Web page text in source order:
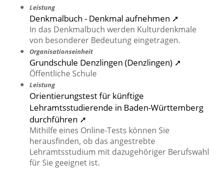
Leistung
Denkmalbuch - Denkmal aufnehmen ➚
In das Denkmalbuch werden Kulturdenkmale
von besonderer Bedeutung eingetragen.
Organisationseinheit
Grundschule Denzlingen (Denzlingen) ➚
Öffentliche Schule
Leistung
Orientierungstest für künftige
Lehramtsstudierende in Baden-Württemberg
durchführen ➚
Mithilfe eines Online-Tests können Sie
herausfinden, ob das angestrebte
Lehramtsstudium mit dazugehöriger Berufswahl
für Sie geeignet ist.